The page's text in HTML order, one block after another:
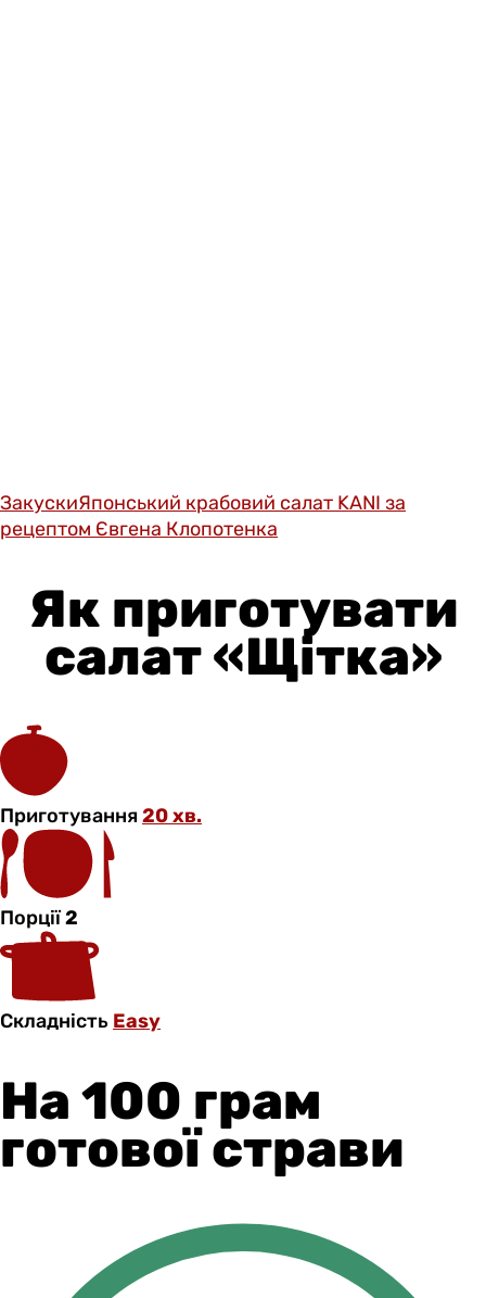
ЗакускиЯпонський крабовий салат KANI за
рецептом Євгена Клопотенка
Як приготувати
салат «Щітка»
Приготування20 хв.
Порції2
Складність Easy
На 100 грам
готової страви